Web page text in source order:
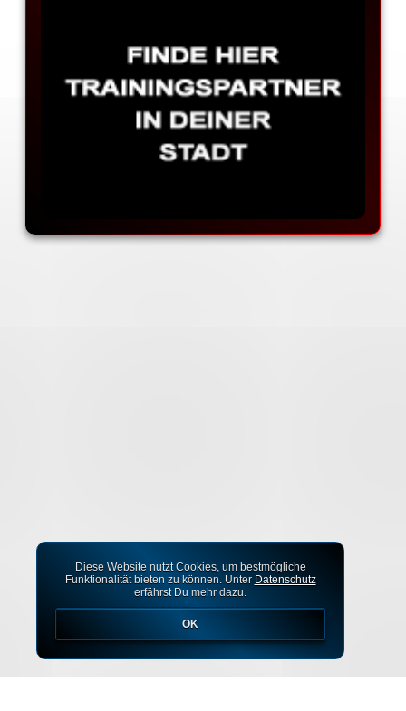
Diese Website nutzt Cookies, um bestmögliche
Funktionalität bieten zu können. Unter Datenschutz
erfährst Du mehr dazu.
OK